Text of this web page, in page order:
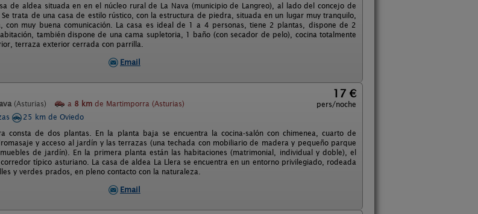
de aldea situada en en el núcleo rural de La Nava (municipio de Langreo), al lado del concejo de
trata de una casa de estilo rústico, con la estructura de piedra, situada en un lugar muy tranquilo,
con muy buena comunicación. La casa es ideal de 1 a 4 personas, tiene 2 plantas, dispone de 2
también dispone de una cama supletoria, 1 baño (con secador de pelo), cocina totalmente
terraza exterior cerrada con parrilla.
Email
(Asturias) a 8 km de Martimporra (Asturias)
17 €
pers/noche
25 km de Oviedo
consta de dos plantas. En la planta baja se encuentra la cocina-salón con chimenea, cuarto de
y acceso al jardín y las terrazas (una techada con mobiliario de madera y pequeño parque
de jardín). En la primera planta están las habitaciones (matrimonial, individual y doble), el
típico asturiano. La casa de aldea La Llera se encuentra en un entorno privilegiado, rodeada
y verdes prados, en pleno contacto con la naturaleza.
Email